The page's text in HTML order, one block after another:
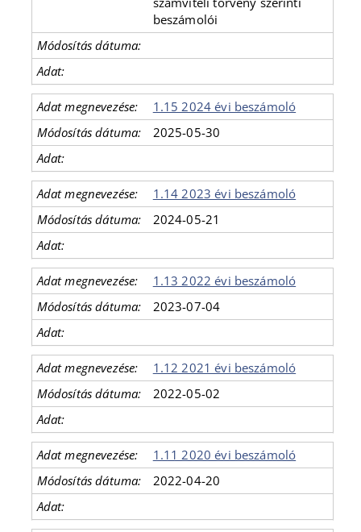
beszámolói
1.15 2024 évi beszámoló
2025-05-30
1.14 2023 évi beszámoló
2024-05-21
1.13 2022 évi beszámoló
2023-07-04
1.12 2021 évi beszámoló
2022-05-02
1.11 2020 évi beszámoló
2022-04-20